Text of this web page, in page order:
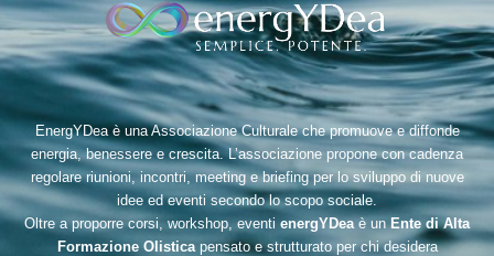
EnergYDea è una Associazione Culturale che promuove e diffonde
energia, benessere e crescita. L’associazione propone con cadenza
regolare riunioni, incontri, meeting e briefing per lo sviluppo di nuove
idee ed eventi secondo lo scopo sociale.
Oltre a proporre corsi, workshop, eventi energYDeaè unEnte di Alta
Formazione Olistica pensato e strutturato per chi desidera